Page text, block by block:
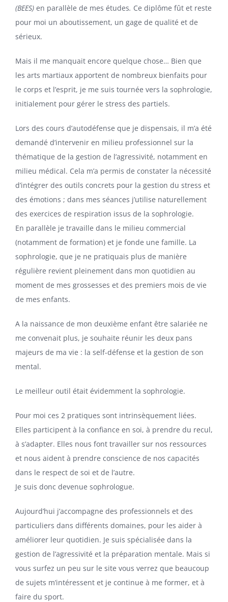
(BEES) en parallèle de mes études. Ce diplôme fût et reste
pour moi un aboutissement, un gage de qualité et de
sérieux.
Mais il me manquait encore quelque chose… Bien que
les arts martiaux apportent de nombreux bienfaits pour
le corps et l’esprit, je me suis tournée vers la sophrologie,
initialement pour gérer le stress des partiels.
Lors des cours d’autodéfense que je dispensais, il m’a été
demandé d’intervenir en milieu professionnel sur la
thématique de la gestion de l’agressivité, notamment en
milieu médical. Cela m’a permis de constater la nécessité
d’intégrer des outils concrets pour la gestion du stress et
des émotions ; dans mes séances j’utilise naturellement
des exercices de respiration issus de la sophrologie.
En parallèle je travaille dans le milieu commercial
(notamment de formation) et je fonde une famille. La
sophrologie, que je ne pratiquais plus de manière
régulière revient pleinement dans mon quotidien au
moment de mes grossesses et des premiers mois de vie
de mes enfants.
A la naissance de mon deuxième enfant être salariée ne
me convenait plus, je souhaite réunir les deux pans
majeurs de ma vie : la self-défense et la gestion de son
mental.
Le meilleur outil était évidemment la sophrologie.
Pour moi ces 2 pratiques sont intrinsèquement liées.
Elles participent à la confiance en soi, à prendre du recul,
à s’adapter. Elles nous font travailler sur nos ressources
et nous aident à prendre conscience de nos capacités
dans le respect de soi et de l’autre.
Je suis donc devenue sophrologue.
Aujourd’hui j’accompagne des professionnels et des
particuliers dans différents domaines, pour les aider à
améliorer leur quotidien. Je suis spécialisée dans la
gestion de l’agressivité et la préparation mentale. Mais si
vous surfez un peu sur le site vous verrez que beaucoup
de sujets m’intéressent et je continue à me former, et à
faire du sport.